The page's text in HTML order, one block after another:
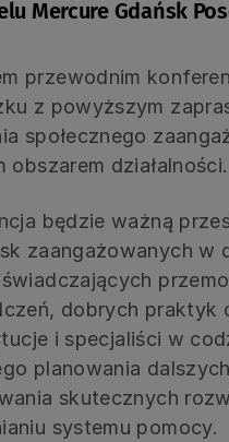
Mercure Gdańsk
przewodnim
z powyższym
społecznego
obszarem działalności.
będzie ważną
zaangażowanych w
dobrych praktyk
i specjaliści w
planowania
skutecznych
systemu pomocy.